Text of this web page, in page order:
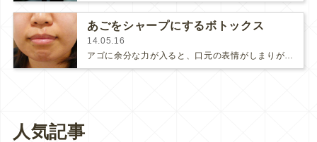
あごをシャープにするボトックス
14.05.16
人気記事